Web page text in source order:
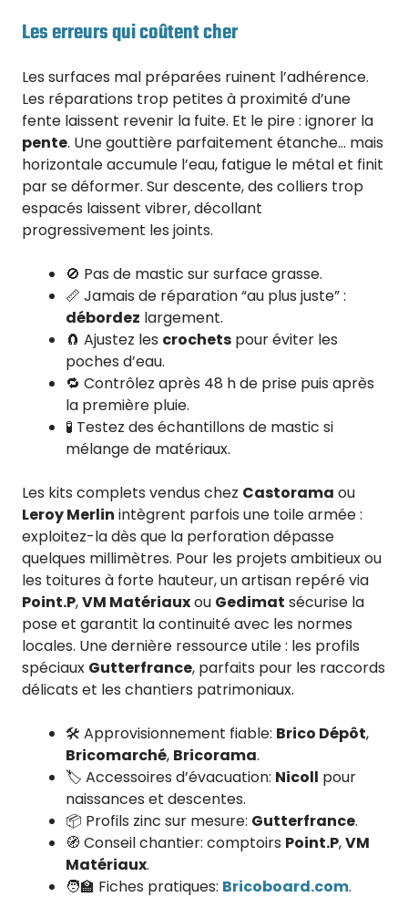
Les erreurs qui coûtent cher
Les surfaces mal préparées ruinent l’adhérence.
Les réparations trop petites à proximité d’une
fente laissent revenir la fuite. Et le pire : ignorer la
pente. Une gouttière parfaitement étanche… mais
horizontale accumule l’eau, fatigue le métal et finit
par se déformer. Sur descente, des colliers trop
espacés laissent vibrer, décollant
progressivement les joints.
🚫 Pas de mastic sur surface grasse.
📏 Jamais de réparation “au plus juste” :
débordez largement.
🧲 Ajustez les crochets pour éviter les
poches d’eau.
🔁 Contrôlez après 48 h de prise puis après
la première pluie.
🧪 Testez des échantillons de mastic si
mélange de matériaux.
Les kits complets vendus chez Castorama ou
Leroy Merlin intègrent parfois une toile armée :
exploitez-la dès que la perforation dépasse
quelques millimètres. Pour les projets ambitieux ou
les toitures à forte hauteur, un artisan repéré via
Point.P,VM Matériauxou Gedimat sécurise la
pose et garantit la continuité avec les normes
locales. Une dernière ressource utile : les profils
spéciaux Gutterfrance, parfaits pour les raccords
délicats et les chantiers patrimoniaux.
🛠️ Approvisionnement fiable: Brico Dépôt,
Bricomarché, Bricorama.
🏷️ Accessoires d’évacuation: Nicoll pour
naissances et descentes.
📦 Profils zinc sur mesure: Gutterfrance.
🧭 Conseil chantier: comptoirs Point.P,VM
Matériaux.
🧑‍🏫 Fiches pratiques: Bricoboard.com.